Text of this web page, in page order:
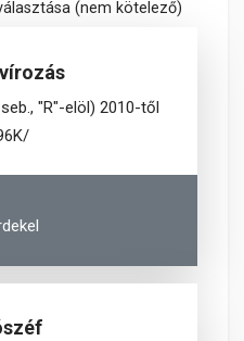
(nem kötelező)
"R"-elöl) 2010-től